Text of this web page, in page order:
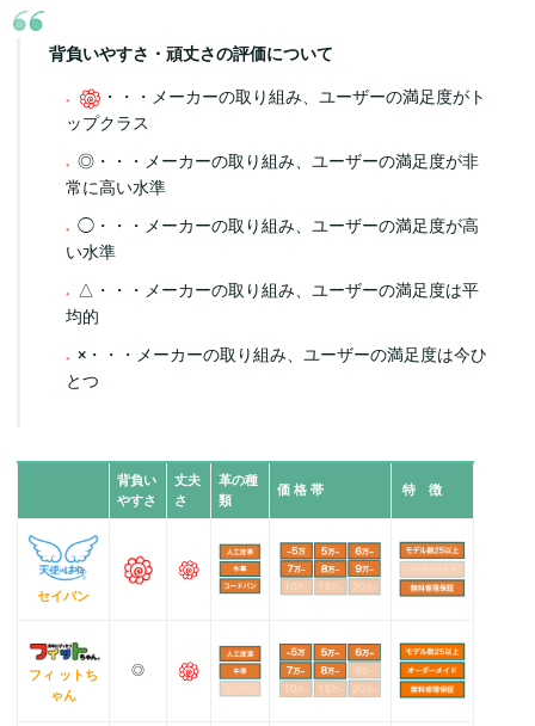
背負いやすさ・頑丈さの評価について
・・・メーカーの取り組み、ユーザーの満足度がト
ップクラス
◎・・・メーカーの取り組み、ユーザーの満足度が非
常に高い水準
◯・・・メーカーの取り組み、ユーザーの満足度が高
い水準
△・・・メーカーの取り組み、ユーザーの満足度は平
均的
×・・・メーカーの取り組み、ユーザーの満足度は今ひ
とつ
背負い
やすさ
丈夫
さ
革の種
類
価 格 帯 特 徴
セイバン
フィ ットち
ゃん
◎